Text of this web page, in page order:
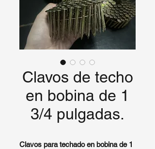
Clavos de techo
en bobina de 1
3/4 pulgadas.
Clavos para techado en bobina de 1